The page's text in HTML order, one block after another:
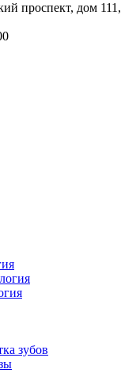
проспект, дом
зубов